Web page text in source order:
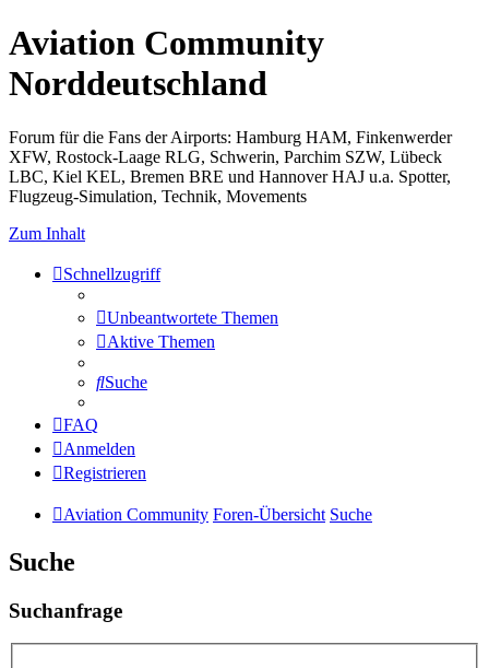
Aviation Community
Norddeutschland
Forum für die Fans der Airports: Hamburg HAM, Finkenwerder
XFW, Rostock-Laage RLG, Schwerin, Parchim SZW, Lübeck
LBC, Kiel KEL, Bremen BRE und Hannover HAJ u.a. Spotter,
Flugzeug-Simulation, Technik, Movements
Zum Inhalt
Schnellzugriff
Unbeantwortete Themen
Aktive Themen
Suche
FAQ
Anmelden
Registrieren
Aviation Community Foren-Übersicht Suche
Suche
Suchanfrage